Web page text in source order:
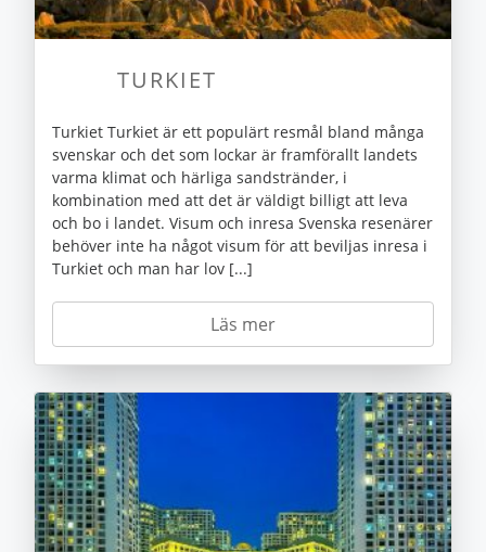
TURKIET
Turkiet Turkiet är ett populärt resmål bland många
svenskar och det som lockar är framförallt landets
varma klimat och härliga sandstränder, i
kombination med att det är väldigt billigt att leva
och bo i landet. Visum och inresa Svenska resenärer
behöver inte ha något visum för att beviljas inresa i
Turkiet och man har lov [...]
Läs mer